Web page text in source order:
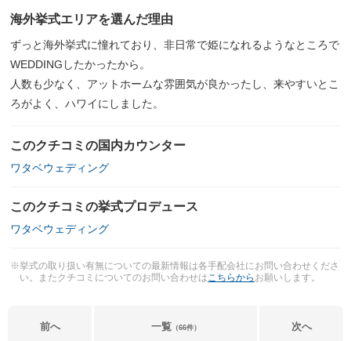
海外挙式エリアを選んだ理由
ずっと海外挙式に憧れており、非日常で姫になれるようなところで
WEDDINGしたかったから。
人数も少なく、アットホームな雰囲気が良かったし、来やすいとこ
ろがよく、ハワイにしました。
このクチコミの国内カウンター
ワタベウェディング
このクチコミの挙式プロデュース
ワタベウェディング
※挙式の取り扱い有無についての最新情報は各手配会社にお問い合わせくださ
い。またクチコミについてのお問い合わせはこちらから お願いします。
前へ 一覧（66件） 次へ